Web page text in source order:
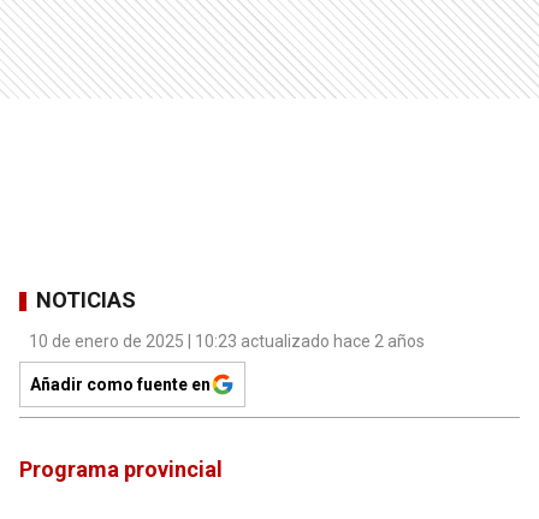
NOTICIAS
10 de enero de 2025 | 10:23 actualizado hace 2 años
Añadir como fuente en
Programa provincial